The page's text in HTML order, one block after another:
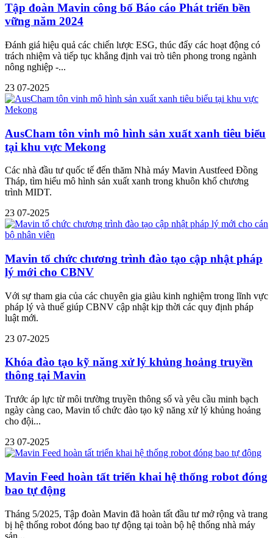
Tập đoàn Mavin công bố Báo cáo Phát triển bền
vững năm 2024
Đánh giá hiệu quả các chiến lược ESG, thúc đẩy các hoạt động có
trách nhiệm và tiếp tục khẳng định vai trò tiên phong trong ngành
nông nghiệp -...
23 07-2025
AusCham tôn vinh mô hình sản xuất xanh tiêu biểu
tại khu vực Mekong
Các nhà đầu tư quốc tế đến thăm Nhà máy Mavin Austfeed Đồng
Tháp, tìm hiểu mô hình sản xuất xanh trong khuôn khổ chương
trình MIDT.
23 07-2025
Mavin tổ chức chương trình đào tạo cập nhật pháp
lý mới cho CBNV
Với sự tham gia của các chuyên gia giàu kinh nghiệm trong lĩnh vực
pháp lý và thuế giúp CBNV cập nhật kịp thời các quy định pháp
luật mới.
23 07-2025
Khóa đào tạo kỹ năng xử lý khủng hoảng truyền
thông tại Mavin
Trước áp lực từ môi trường truyền thông số và yêu cầu minh bạch
ngày càng cao, Mavin tổ chức đào tạo kỹ năng xử lý khủng hoảng
cho đội...
23 07-2025
Mavin Feed hoàn tất triển khai hệ thống robot đóng
bao tự động
Tháng 5/2025, Tập đoàn Mavin đã hoàn tất đầu tư mở rộng và trang
bị hệ thống robot đóng bao tự động tại toàn bộ hệ thống nhà máy
sản...